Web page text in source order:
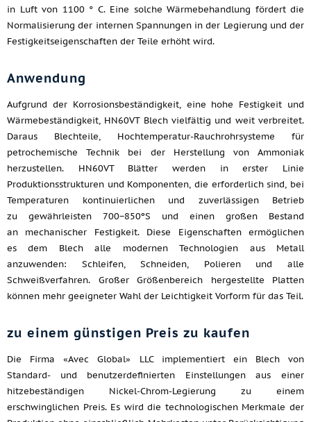
in Luft von 1100 ° C. Eine solche Wärmebehandlung fördert die
Normalisierung der internen Spannungen in der Legierung und der
Festigkeitseigenschaften der Teile erhöht wird.
Anwendung
Aufgrund der Korrosionsbeständigkeit, eine hohe Festigkeit und
Wärmebeständigkeit, HN60VT Blech vielfältig und weit verbreitet.
Daraus Blechteile, Hochtemperatur-Rauchrohrsysteme für
petrochemische Technik bei der Herstellung von Ammoniak
herzustellen. HN60VT Blätter werden in erster Linie
Produktionsstrukturen und Komponenten, die erforderlich sind, bei
Temperaturen kontinuierlichen und zuverlässigen Betrieb
zu gewährleisten 700−850ºS und einen großen Bestand
an mechanischer Festigkeit. Diese Eigenschaften ermöglichen
es dem Blech alle modernen Technologien aus Metall
anzuwenden: Schleifen, Schneiden, Polieren und alle
Schweißverfahren. Großer Größenbereich hergestellte Platten
können mehr geeigneter Wahl der Leichtigkeit Vorform für das Teil.
zu einem günstigen Preis zu kaufen
Die Firma «Avec Global» LLC implementiert ein Blech von
Standard- und benutzerdefinierten Einstellungen aus einer
hitzebeständigen Nickel-Chrom-Legierung zu einem
erschwinglichen Preis. Es wird die technologischen Merkmale der